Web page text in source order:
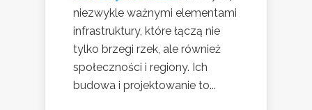
niezwykle ważnymi elementami
infrastruktury, które łączą nie
tylko brzegi rzek, ale również
społeczności i regiony. Ich
budowa i projektowanie to...